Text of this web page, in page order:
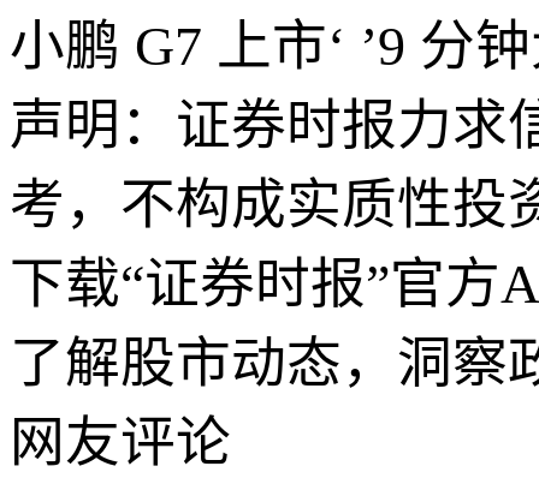
小鹏 G7 上市‘ ’9 分
声明：证券时报力求
考，不构成实质性投
下载“证券时报”官方
了解股市动态，洞察
网友评论